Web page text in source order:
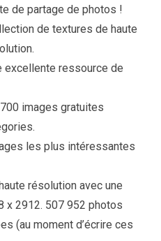
de partage de photos !
de textures de haute
excellente ressource de
images gratuites
les plus intéressantes
résolution avec une
x 2912. 507 952 photos
(au moment d’écrire ces